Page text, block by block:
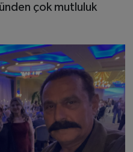
çok mutluluk